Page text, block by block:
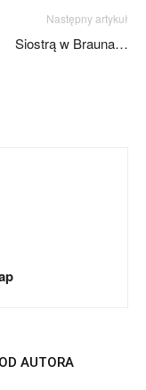
Następny artykuł
Siostrą w Brauna…
AUTORA